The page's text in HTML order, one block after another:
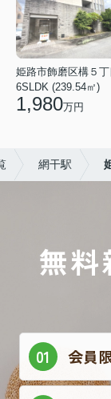
姫路市飾磨区構５丁
6SLDK (239.54㎡)
1,980万円
網干駅
無料
会員